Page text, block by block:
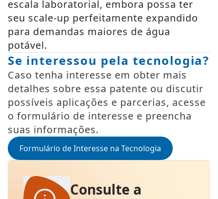
escala laboratorial, embora possa ter
seu scale-up perfeitamente expandido
para demandas maiores de água
potável.
Se interessou pela tecnologia?
Caso tenha interesse em obter mais
detalhes sobre essa patente ou discutir
possíveis aplicações e parcerias, acesse
o formulário de interesse e preencha
suas informações.
Formulário de Interesse na Tecnologia
Consulte a